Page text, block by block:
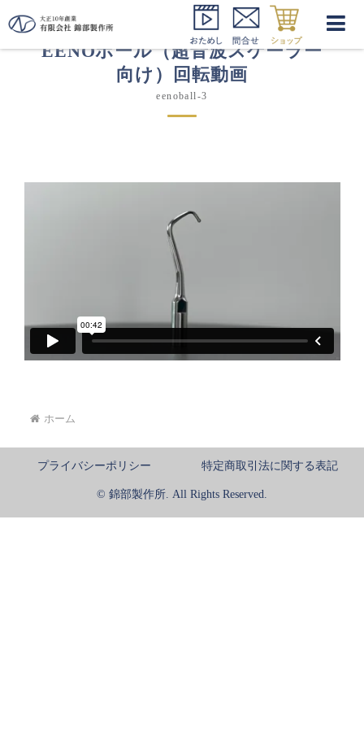
EENOボール（超音波スケーラー
向け）回転動画
eenoball-3
ホーム
プライバシーポリシー 特定商取引法に関する表記
© 錦部製作所. All Rights Reserved.